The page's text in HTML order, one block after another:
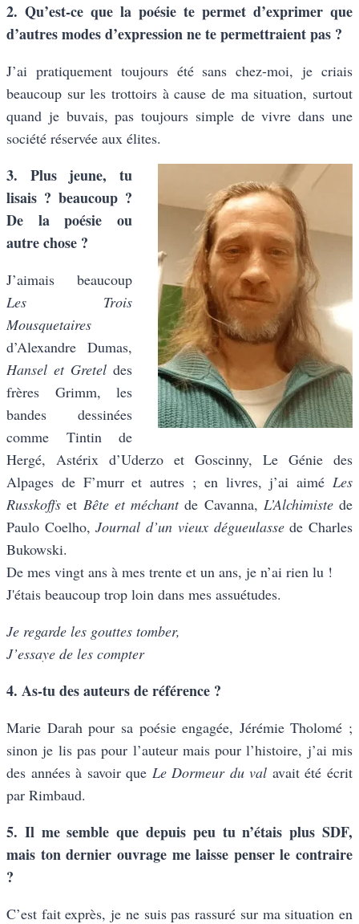
2. Qu’est-ce que la poésie te permet d’exprimer que
d’autres modes d’expression ne te permettraient pas ?
J’ai pratiquement toujours été sans chez-moi, je criais
beaucoup sur les trottoirs à cause de ma situation, surtout
quand je buvais, pas toujours simple de vivre dans une
société réservée aux élites.
3. Plus jeune, tu
lisais ? beaucoup ?
De la poésie ou
autre chose ?
J’aimais beaucoup
Les Trois
Mousquetaires
d’Alexandre Dumas,
Hansel et Gretel des
frères Grimm, les
bandes dessinées
comme Tintin de
Hergé, Astérix d’Uderzo et Goscinny, Le Génie des
Alpages de F’murr et autres ; en livres, j’ai aimé Les
Russkoffs et Bête et méchantde Cavanna, L’Alchimistede
Paulo Coelho,Journal d’un vieux dégueulassede Charles
Bukowski.
De mes vingt ans à mes trente et un ans, je n’ai rien lu !
J'étais beaucoup trop loin dans mes assuétudes.
Je regarde les gouttes tomber,
J’essaye de les compter
4. As-tu des auteurs de référence ?
Marie Darah pour sa poésie engagée, Jérémie Tholomé ;
sinon je lis pas pour l’auteur mais pour l’histoire, j’ai mis
des années à savoir que Le Dormeur du val avait été écrit
par Rimbaud.
5. Il me semble que depuis peu tu n’étais plus SDF,
mais ton dernier ouvrage me laisse penser le contraire
?
C’est fait exprès, je ne suis pas rassuré sur ma situation en